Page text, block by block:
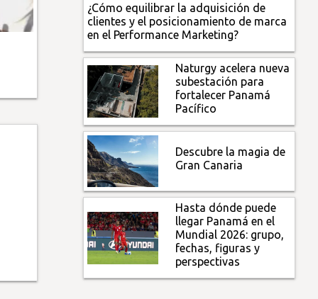
¿Cómo equilibrar la adquisición de
clientes y el posicionamiento de marca
en el Performance Marketing?
Naturgy acelera nueva
subestación para
fortalecer Panamá
Pacífico
Descubre la magia de
Gran Canaria
Hasta dónde puede
llegar Panamá en el
Mundial 2026: grupo,
fechas, figuras y
perspectivas